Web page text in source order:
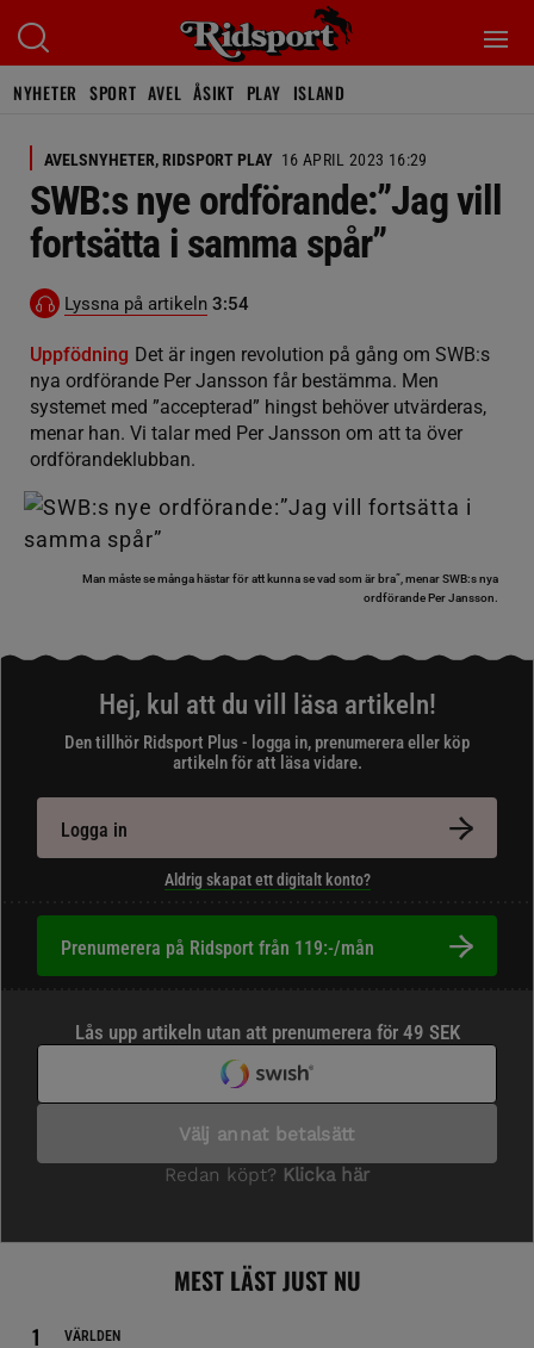
NYHETER SPORT AVEL ÅSIKT PLAY ISLAND
AVELSNYHETER, RIDSPORT PLAY 16 APRIL 2023 16:29
SWB:s nye ordförande:”Jag vill
fortsätta i samma spår”
Lyssna på artikeln 3:54
Uppfödning Det är ingen revolution på gång om SWB:s
nya ordförande Per Jansson får bestämma. Men
systemet med ”accepterad” hingst behöver utvärderas,
menar han. Vi talar med Per Jansson om att ta över
ordförandeklubban.
Man måste se många hästar för att kunna se vad som är bra”, menar SWB:s nya
ordförande Per Jansson.
Hej, kul att du vill läsa artikeln!
Den tillhör Ridsport Plus - logga in, prenumerera eller köp
artikeln för att läsa vidare.
Logga in
Aldrig skapat ett digitalt konto?
Prenumerera på Ridsport från 119:-/mån
MEST LÄST JUST NU
VÄRLDEN